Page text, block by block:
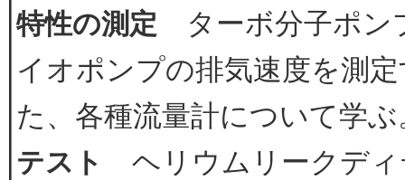
特性の測定 ターボ分子ポン
イオポンプの排気速度を測
た、各種流量計について学ぶ
テスト
ヘリウムリークディ